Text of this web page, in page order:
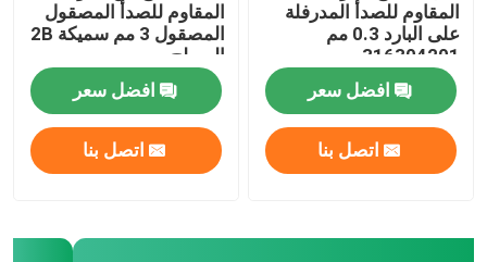
المقاوم للصدأ المدرفلة
على البارد 0.3 مم
316304201
افضل سعر
اتصل بنا
المقاوم للصدأ المصقول
المصقول 3 مم سميكة 2B
السطح
افضل سعر
اتصل بنا